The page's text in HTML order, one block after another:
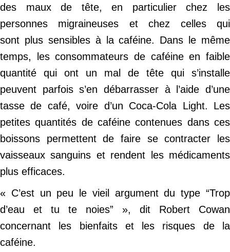
des maux de tête, en particulier chez les
personnes migraineuses et chez celles qui
sont plus sensibles à la caféine. Dans le même
temps, les consommateurs de caféine en faible
quantité qui ont un mal de tête qui s’installe
peuvent parfois s’en débarrasser à l’aide d’une
tasse de café, voire d’un Coca-Cola Light. Les
petites quantités de caféine contenues dans ces
boissons permettent de faire se contracter les
vaisseaux sanguins et rendent les médicaments
plus efficaces.
« C’est un peu le vieil argument du type “Trop
d’eau et tu te noies” », dit Robert Cowan
concernant les bienfaits et les risques de la
caféine.